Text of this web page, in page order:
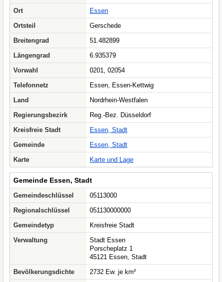
Ort
Essen
Ortsteil
Gerschede
Breitengrad
51.482899
Längengrad
6.935379
Vorwahl
0201, 02054
Telefonnetz
Essen, Essen-Kettwig
Land
Nordrhein-Westfalen
Regierungsbezirk
Reg.-Bez. Düsseldorf
Kreisfreie Stadt
Essen, Stadt
Gemeinde
Essen, Stadt
Karte
Karte und Lage
Gemeinde Essen, Stadt
Gemeindeschlüssel
05113000
Regionalschlüssel
051130000000
Gemeindetyp
Kreisfreie Stadt
Verwaltung
Stadt Essen
Porscheplatz 1
45121 Essen, Stadt
Bevölkerungsdichte
2732 Ew. je km²